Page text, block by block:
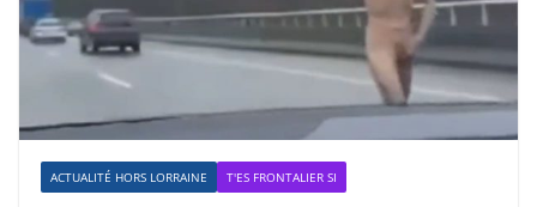
ACTUALITÉ HORS LORRAINE T'ES FRONTALIER SI